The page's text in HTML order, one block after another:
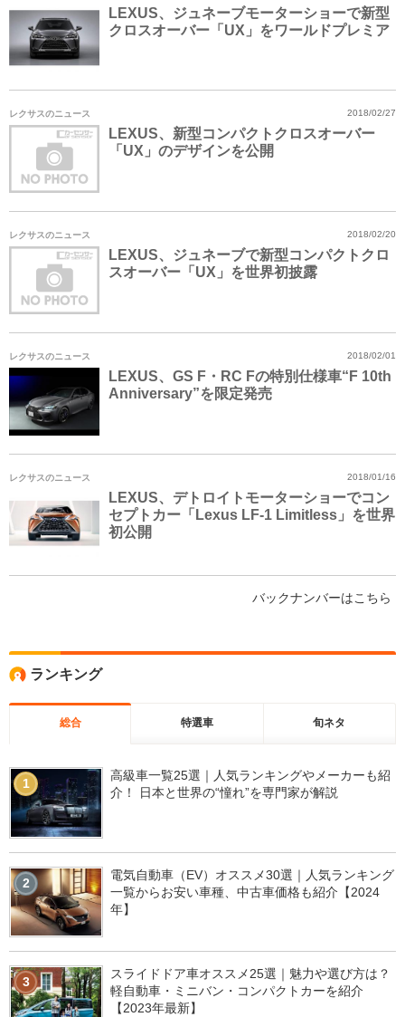
LEXUS、ジュネーブモーターショーで新型
クロスオーバー「UX」をワールドプレミア
レクサスのニュース 2018/02/27
LEXUS、新型コンパクトクロスオーバー
「UX」のデザインを公開
レクサスのニュース 2018/02/20
LEXUS、ジュネーブで新型コンパクトクロ
スオーバー「UX」を世界初披露
レクサスのニュース 2018/02/01
LEXUS、GS F・RC Fの特別仕様車“F 10th
Anniversary”を限定発売
レクサスのニュース 2018/01/16
LEXUS、デトロイトモーターショーでコン
セプトカー「Lexus LF-1 Limitless」を世界
初公開
バックナンバーはこちら
ランキング
総合 特選車 旬ネタ
1
高級車一覧25選｜人気ランキングやメーカーも紹
介！ 日本と世界の“憧れ”を専門家が解説
2
電気自動車（EV）オススメ30選｜人気ランキング
一覧からお安い車種、中古車価格も紹介【2024
年】
3
スライドドア車オススメ25選｜魅力や選び方は？
軽自動車・ミニバン・コンパクトカーを紹介
【2023年最新】